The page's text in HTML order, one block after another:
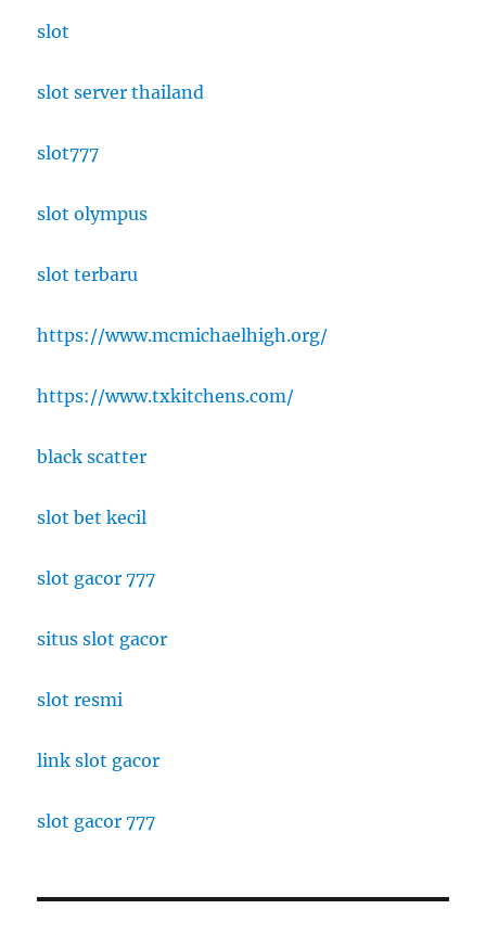
slot
slot server thailand
slot777
slot olympus
slot terbaru
https://www.mcmichaelhigh.org/
https://www.txkitchens.com/
black scatter
slot bet kecil
slot gacor 777
situs slot gacor
slot resmi
link slot gacor
slot gacor 777